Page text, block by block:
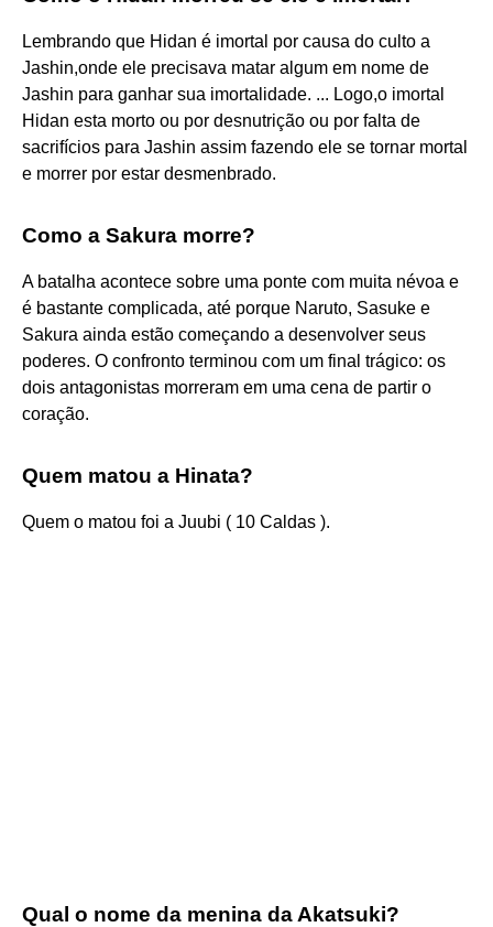
Lembrando que Hidan é imortal por causa do culto a
Jashin,onde ele precisava matar algum em nome de
Jashin para ganhar sua imortalidade. ... Logo,o imortal
Hidan esta morto ou por desnutrição ou por falta de
sacrifícios para Jashin assim fazendo ele se tornar mortal
e morrer por estar desmenbrado.
Como a Sakura morre?
A batalha acontece sobre uma ponte com muita névoa e
é bastante complicada, até porque Naruto, Sasuke e
Sakura ainda estão começando a desenvolver seus
poderes. O confronto terminou com um final trágico: os
dois antagonistas morreram em uma cena de partir o
coração.
Quem matou a Hinata?
Quem o matou foi a Juubi ( 10 Caldas ).
Qual o nome da menina da Akatsuki?